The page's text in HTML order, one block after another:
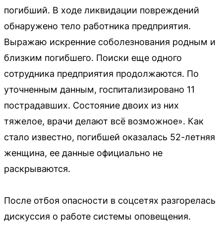
погибший. В ходе ликвидации повреждений
обнаружено тело работника предприятия.
Выражаю искренние соболезнования родным и
близким погибшего. Поиски еще одного
сотрудника предприятия продолжаются. По
уточненным данным, госпитализировано 11
пострадавших. Состояние двоих из них
тяжелое, врачи делают всё возможное». Как
стало известно, погибшей оказалась 52-летняя
женщина, ее данные официально не
раскрываются.
После отбоя опасности в соцсетях разгорелась
дискуссия о работе системы оповещения.